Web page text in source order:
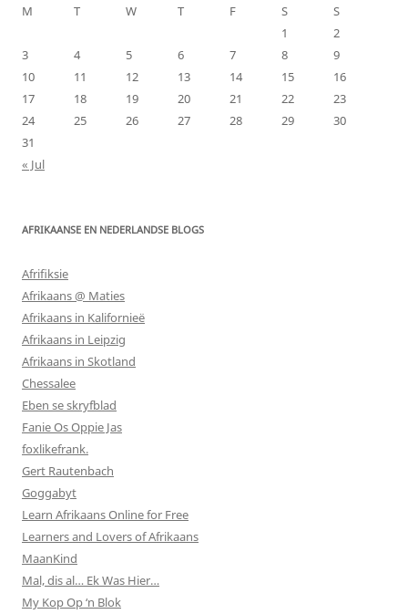
M
T W T F S
S
1
2
3
4 5 6 7 8
9
10
11 12 13 14 15
16
17
18 19 20 21 22
23
24
25 26 27 28 29
30
31
« Jul
AFRIKAANSE EN NEDERLANDSE BLOGS
Afrifiksie
Afrikaans @ Maties
Afrikaans in Kalifornieë
Afrikaans in Leipzig
Afrikaans in Skotland
Chessalee
Eben se skryfblad
Fanie Os Oppie Jas
foxlikefrank.
Gert Rautenbach
Goggabyt
Learn Afrikaans Online for Free
Learners and Lovers of Afrikaans
MaanKind
Mal, dis al… Ek Was Hier…
My Kop Op ‘n Blok